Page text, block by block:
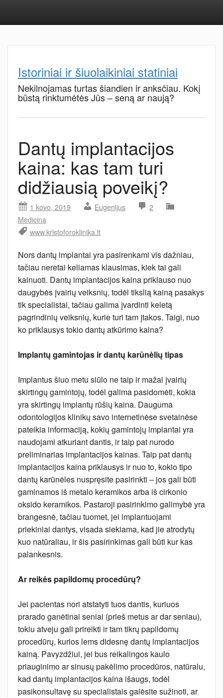
Istoriniai ir šiuolaikiniai statiniai
Nekilnojamas turtas šiandien ir anksčiau. Kokį
būstą rinktumėtės Jūs – seną ar naują?
Dantų implantacijos
kaina: kas tam turi
didžiausią poveikį?
1 kovo, 2019 Eugenijus
2
Medicina
www.kristoforoklinika.lt
Nors dantų implantai yra pasirenkami vis dažniau,
tačiau neretai keliamas klausimas, kiek tai gali
kainuoti. Dantų implantacijos kaina priklauso nuo
daugybės įvairių veiksnių, todėl tikslią kainą pasakys
tik specialistai, tačiau galima įvardinti keletą
pagrindinių veiksnių, kurie turi tam įtakos. Taigi, nuo
ko priklausys tokio dantų atkūrimo kaina?
Implantų gamintojas ir dantų karūnėlių tipas
Implantus šiuo metu siūlo ne taip ir mažai įvairių
skirtingų gamintojų, todėl galima pasidomėti, kokia
yra skirtingų implantų rūšių kaina. Dauguma
odontologijos klinikų savo internetinėse svetainėse
pateikia informaciją, kokių gamintojų implantai yra
naudojami atkuriant dantis, ir taip pat nurodo
preliminarias implantacijos kainas. Taip pat dantų
implantacijos kaina priklausys ir nuo to, kokio tipo
dantų karūnėles nuspręsite pasirinkti – jos gali būti
gaminamos iš metalo keramikos arba iš cirkonio
oksido keramikos. Pastaroji pasirinkimo galimybė yra
brangesnė, tačiau tuomet, jei implantuojami
priekiniai dantys, visada siekiama, kad jie atrodytų
kuo natūraliau, ir šis pasirinkimas gali būti kur kas
palankesnis.
Ar reikės papildomų procedūrų?
Jei pacientas nori atstatyti tuos dantis, kuriuos
prarado ganėtinai seniai (prieš metus ar dar seniau),
tokiu atveju gali prireikti ir tam tikrų papildomų
procedūrų, kurios lems didesnę dantų implantacijos
kainą. Pavyzdžiui, jei bus reikalingos kaulo
priauginimo ar sinusų pakėlimo procedūros, natūralu,
kad dantų implantacijos kaina išaugs, todėl
pasikonsultavę su specialistais galėsite sužinoti, ar